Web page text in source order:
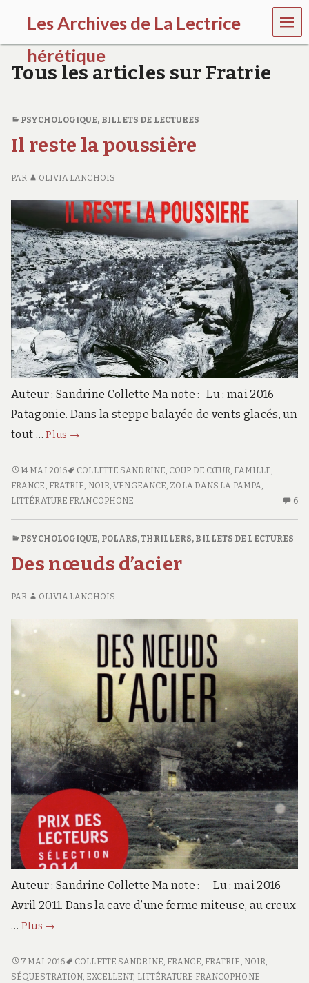
Les Archives de La Lectrice
hérétique
(
0
5
-
0
0
MEN
U
Tous les articles sur Fratrie
PSYCHOLOGIQUE, BILLETS DE LECTURES
Il reste la poussière
PAR OLIVIA LANCHOIS
Auteur : Sandrine Collette Ma note : Lu : mai 2016
Patagonie. Dans la steppe balayée de vents glacés, un
tout …Plus Il
la
poussière
→
IL
RESTE
LA
14 MAI 2016 COLLETTE SANDRINE COUP DE CŒUR FAMILLE
FRANCE FRATRIE NOIR ,VENGEANCE ZOLA DANS LA PAMPA
LITTÉRATURE FRANCOPHONE
6
PSYCHOLOGIQUE, POLARS, THRILLERS, BILLETS DE LECTURES
Des nœuds d’acier
PAR OLIVIA LANCHOIS
Auteur : Sandrine Collette Ma note : Lu : mai 2016
Avril 2011. Dans la cave d’une ferme miteuse, au creux
… Plus Des
d’acier
→
DES
NŒUDS
7 MAI 2016 COLLETTE SANDRINE, FRANCE, FRATRIE , NOIR,
SÉQUESTRATION, EXCELLENT, LITTÉRATURE FRANCOPHONE